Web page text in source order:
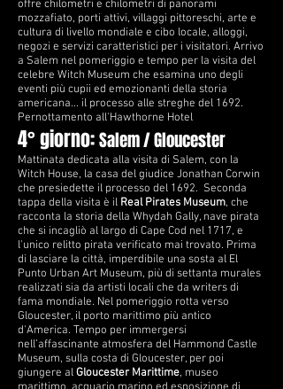
offre chilometri e chilometri di panorami
mozzafiato, porti attivi, villaggi pittoreschi, arte e
cultura di livello mondiale e cibo locale, alloggi,
negozi e servizi caratteristici per i visitatori. Arrivo
a Salem nel pomeriggio e tempo per la visita del
celebre Witch Museum che esamina uno degli
eventi più cupii ed emozionanti della storia
americana... il processo alle streghe del 1692.
Pernottamento all'Hawthorne Hotel
4° giorno:Salem / Gloucester
Mattinata dedicata alla visita di Salem, con la
Witch House, la casa del giudice Jonathan Corwin
che presiedette il processo del 1692. Seconda
tappa della visita è il Real Pirates Museum, che
racconta la storia della Whydah Gally, nave pirata
che si incagliò al largo di Cape Cod nel 1717, e
l'unico relitto pirata verificato mai trovato. Prima
di lasciare la città, imperdibile una sosta al El
Punto Urban Art Museum, più di settanta murales
realizzati sia da artisti locali che da writers di
fama mondiale. Nel pomeriggio rotta verso
Gloucester, il porto marittimo più antico
d'America. Tempo per immergersi
nell’affascinante atmosfera del Hammond Castle
Museum, sulla costa di Gloucester, per poi
giungere alGloucester Marittime, museo